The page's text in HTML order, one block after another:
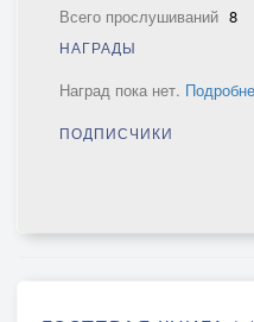
Всего прослушиваний 8
НАГРАДЫ
Наград пока нет.
ПОДПИСЧИКИ